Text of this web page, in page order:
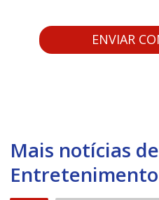
Mais notícias de
Entretenimento